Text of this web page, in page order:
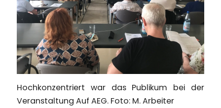
Hochkonzentriert war das Publikum bei der
Veranstaltung Auf AEG. Foto: M. Arbeiter